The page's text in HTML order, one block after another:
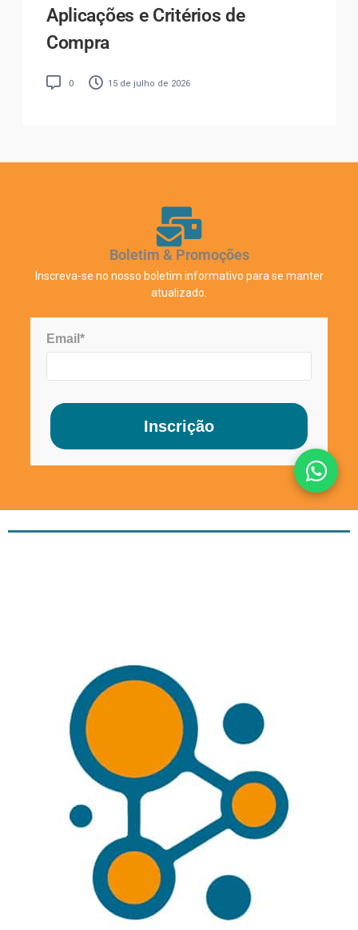
Aplicações e Critérios de
Compra
0 15 de julho de 2026
Boletim & Promoções
Inscreva-se no nosso boletim informativo para se manter
atualizado.
Email*
Inscrição